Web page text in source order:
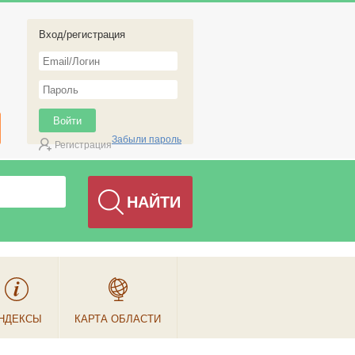
Вход/регистрация
РегистрацияЗабыли пароль
КАРТА ОБЛАСТИ